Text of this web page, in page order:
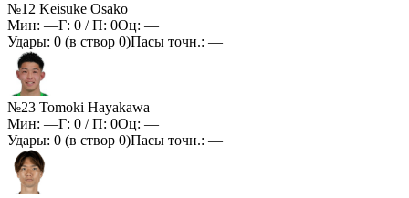
№12 Keisuke Osako
Мин: —Г: 0 / П: 0Оц: —
Удары: 0 (в створ 0)Пасы точн.: —
№23 Tomoki Hayakawa
Мин: —Г: 0 / П: 0Оц: —
Удары: 0 (в створ 0)Пасы точн.: —